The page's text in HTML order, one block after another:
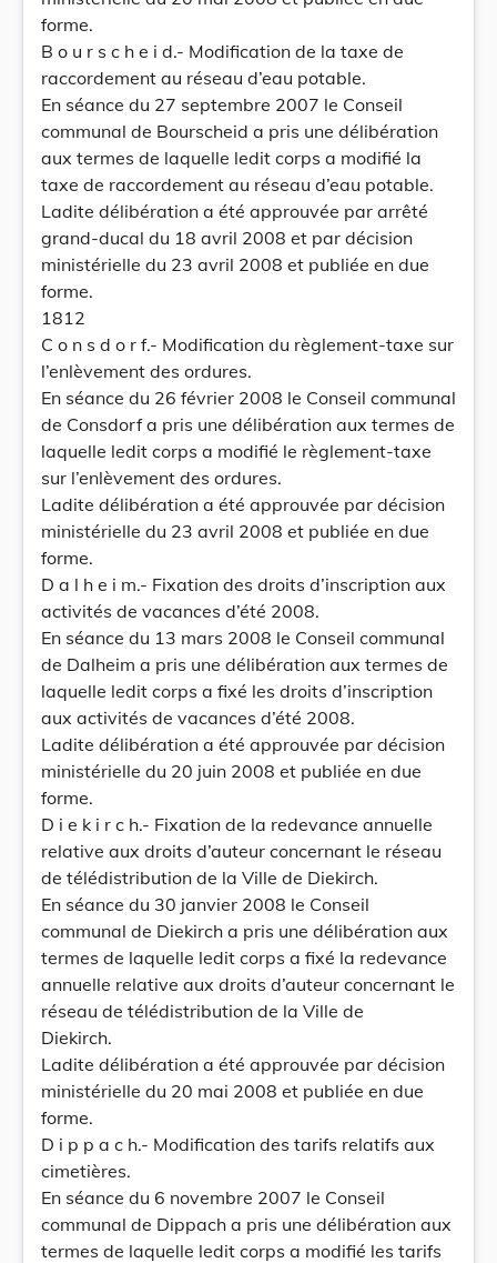
forme.
B o u r s c h e i d.- Modification de la taxe de
raccordement au réseau d’eau potable.
En séance du 27 septembre 2007 le Conseil
communal de Bourscheid a pris une délibération
aux termes de laquelle ledit corps a modifié la
taxe de raccordement au réseau d’eau potable.
Ladite délibération a été approuvée par arrêté
grand-ducal du 18 avril 2008 et par décision
ministérielle du 23 avril 2008 et publiée en due
forme.
1812
C o n s d o r f.- Modification du règlement-taxe sur
l’enlèvement des ordures.
En séance du 26 février 2008 le Conseil communal
de Consdorf a pris une délibération aux termes de
laquelle ledit corps a modifié le règlement-taxe
sur l’enlèvement des ordures.
Ladite délibération a été approuvée par décision
ministérielle du 23 avril 2008 et publiée en due
forme.
D a l h e i m.- Fixation des droits d’inscription aux
activités de vacances d’été 2008.
En séance du 13 mars 2008 le Conseil communal
de Dalheim a pris une délibération aux termes de
laquelle ledit corps a fixé les droits d’inscription
aux activités de vacances d’été 2008.
Ladite délibération a été approuvée par décision
ministérielle du 20 juin 2008 et publiée en due
forme.
D i e k i r c h.- Fixation de la redevance annuelle
relative aux droits d’auteur concernant le réseau
de télédistribution de la Ville de Diekirch.
En séance du 30 janvier 2008 le Conseil
communal de Diekirch a pris une délibération aux
termes de laquelle ledit corps a fixé la redevance
annuelle relative aux droits d’auteur concernant le
réseau de télédistribution de la Ville de
Diekirch.
Ladite délibération a été approuvée par décision
ministérielle du 20 mai 2008 et publiée en due
forme.
D i p p a c h.- Modification des tarifs relatifs aux
cimetières.
En séance du 6 novembre 2007 le Conseil
communal de Dippach a pris une délibération aux
termes de laquelle ledit corps a modifié les tarifs